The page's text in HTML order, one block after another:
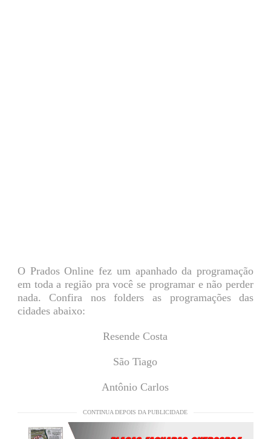
O Prados Online fez um apanhado da programação
em toda a região pra você se programar e não perder
nada. Confira nos folders as programações das
cidades abaixo:
Resende Costa
São Tiago
Antônio Carlos
CONTINUA DEPOIS DA PUBLICIDADE